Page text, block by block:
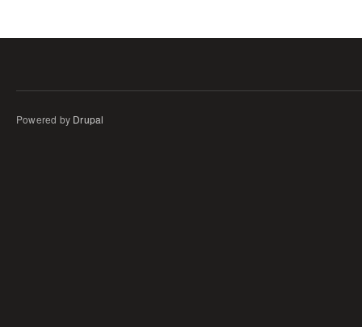
Powered by Drupal